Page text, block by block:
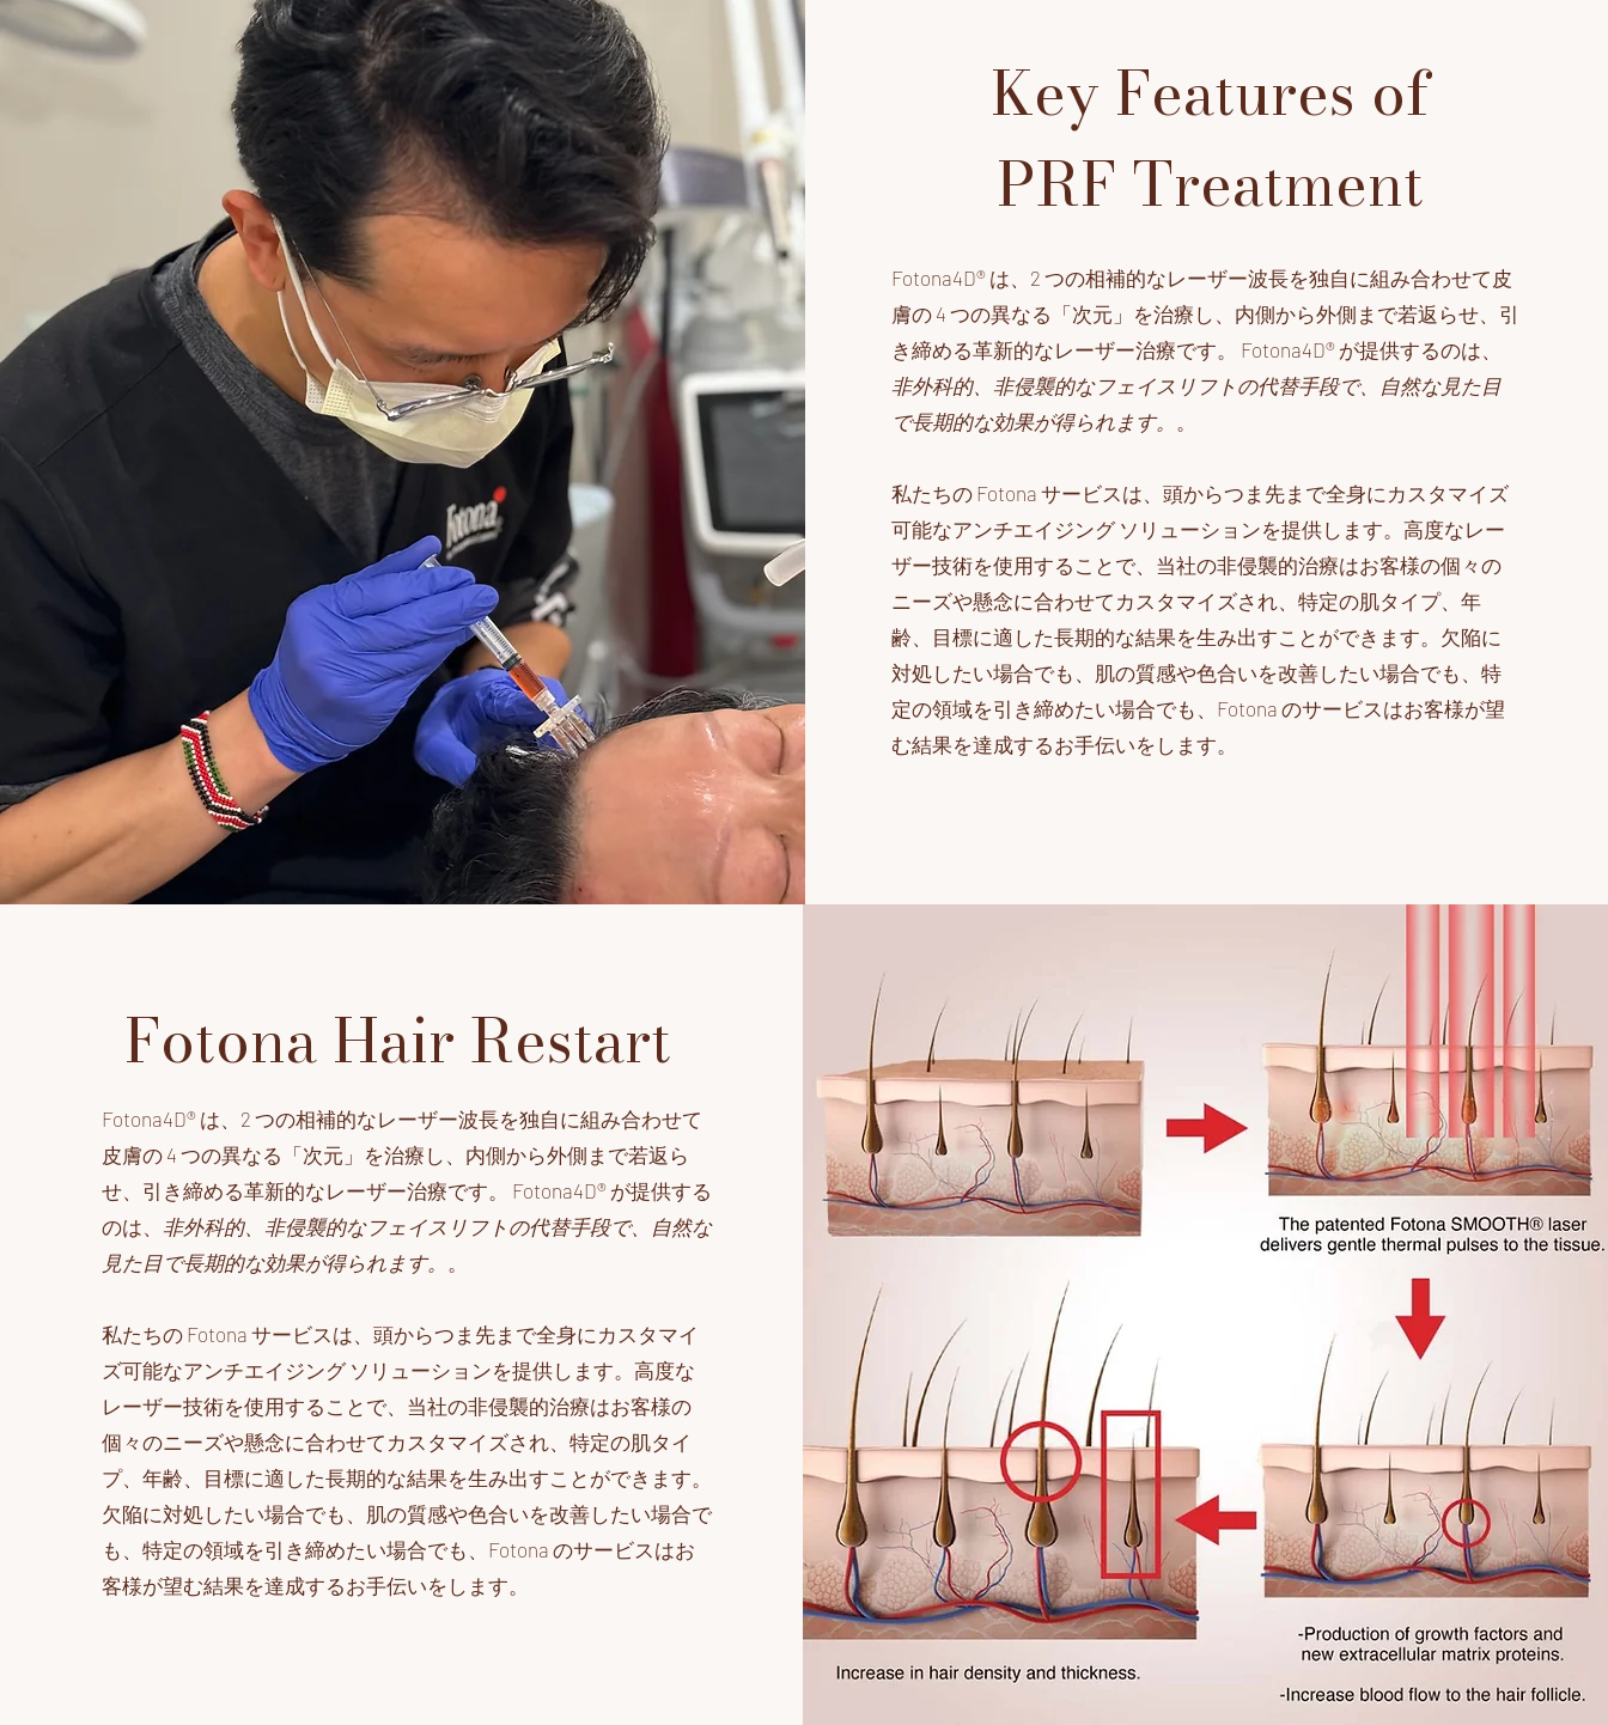
Key Features of
PRF Treatment
Fotona4D® は、2 つの相補的なレーザー波長を独自に組み合わせて皮
膚の 4 つの異なる「次元」を治療し、内側から外側まで若返らせ、引
き締める革新的なレーザー治療です。 Fotona4D® が提供するのは、
非外科的、非侵襲的なフェイスリフトの代替手段で、自然な見た目
で長期的な効果が得られます。 。
私たちの Fotona サービスは、頭からつま先まで全身にカスタマイズ
可能なアンチエイジング ソリューションを提供します。高度なレー
ザー技術を使用することで、当社の非侵襲的治療はお客様の個々の
ニーズや懸念に合わせてカスタマイズされ、特定の肌タイプ、年
齢、目標に適した長期的な結果を生み出すことができます。欠陥に
対処したい場合でも、肌の質感や色合いを改善したい場合でも、特
定の領域を引き締めたい場合でも、Fotona のサービスはお客様が望
む結果を達成するお手伝いをします。
Fotona Hair Restart
Fotona4D® は、2 つの相補的なレーザー波長を独自に組み合わせて
皮膚の 4 つの異なる「次元」を治療し、内側から外側まで若返ら
せ、引き締める革新的なレーザー治療です。 Fotona4D® が提供する
のは、 非外科的、非侵襲的なフェイスリフトの代替手段で、自然な
見た目で長期的な効果が得られます。
。
私たちの Fotona サービスは、頭からつま先まで全身にカスタマイ
ズ可能なアンチエイジング ソリューションを提供します。高度な
レーザー技術を使用することで、当社の非侵襲的治療はお客様の
個々のニーズや懸念に合わせてカスタマイズされ、特定の肌タイ
プ、年齢、目標に適した長期的な結果を生み出すことができます。
欠陥に対処したい場合でも、肌の質感や色合いを改善したい場合で
も、特定の領域を引き締めたい場合でも、Fotona のサービスはお
客様が望む結果を達成するお手伝いをします。